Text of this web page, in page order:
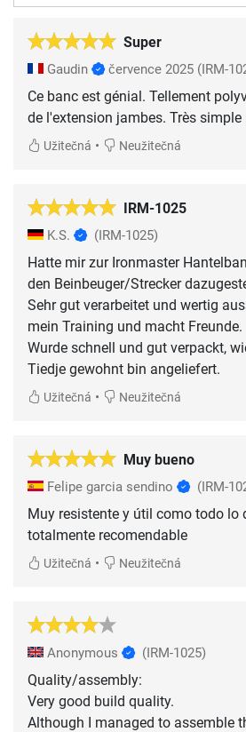
Super
Gaudin července 2025 (IRM-
Ce banc est génial. Tellement
de l'extension jambes. Très
Užitečná • Neužitečná
IRM-1025
K.S. (IRM-1025)
Hatte mir zur Ironmaster
den Beinbeuger/Strecker
Sehr gut verarbeitet und wertig
mein Training und macht Freunde.
Wurde schnell und gut verpackt,
Tiedje gewohnt bin angeliefert.
Užitečná • Neužitečná
Muy bueno
Felipe garcia sendino (IRM-
Muy resistente y útil como todo lo
totalmente recomendable
Užitečná • Neužitečná
Anonymous (IRM-1025)
Quality/assembly:
Very good build quality.
Although I managed to assemble